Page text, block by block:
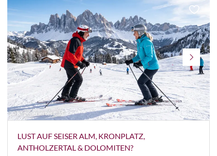
© KI generiertes Bild
LUST AUF SEISER ALM, KRONPLATZ,
ANTHOLZERTAL & DOLOMITEN?